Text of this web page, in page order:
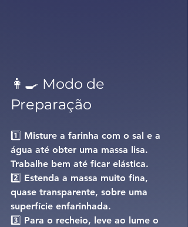
👩‍🍳 Modo de
Preparação
1️⃣ Misture a farinha com o sal e a
água até obter uma massa lisa.
Trabalhe bem até ficar elástica.
2️⃣ Estenda a massa muito fina,
quase transparente, sobre uma
superfície enfarinhada.
3️⃣ Para o recheio, leve ao lume o